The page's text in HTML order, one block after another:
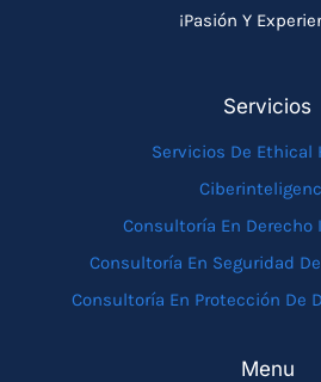
¡Pasión Y
Servicios
Servicios De Ethical
Consultoría En
Consultoría En Seguridad
Consultoría En Protección De
Menu